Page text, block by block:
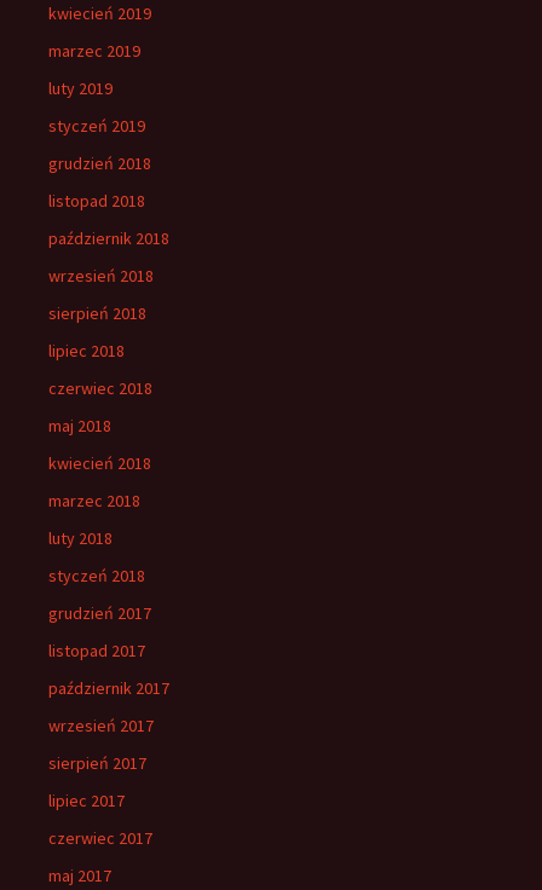
kwiecień 2019
marzec 2019
luty 2019
styczeń 2019
grudzień 2018
listopad 2018
październik 2018
wrzesień 2018
sierpień 2018
lipiec 2018
czerwiec 2018
maj 2018
kwiecień 2018
marzec 2018
luty 2018
styczeń 2018
grudzień 2017
listopad 2017
październik 2017
wrzesień 2017
sierpień 2017
lipiec 2017
czerwiec 2017
maj 2017